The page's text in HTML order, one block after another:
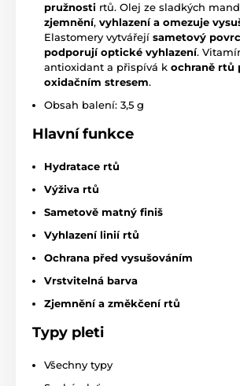
pružnosti rtů. Olej ze sladkých
zjemnění, vyhlazení a omezuje
Elastomery vytvářejí sametový
podporují optické vyhlazení.
antioxidant a přispívá k ochraně rtů
oxidačním stresem.
Obsah balení: 3,5 g
Hlavní funkce
Hydratace rtů
Výživa rtů
Sametově matný finiš
Vyhlazení linií rtů
Ochrana před vysušováním
Vrstvitelná barva
Zjemnění a změkčení rtů
Typy pleti
Všechny typy